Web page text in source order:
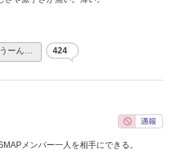
うーん… 424
メンバー一人を相手にできる。